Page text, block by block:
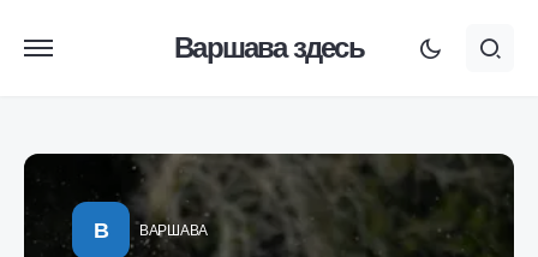
Варшава здесь
В ВАРШАВА